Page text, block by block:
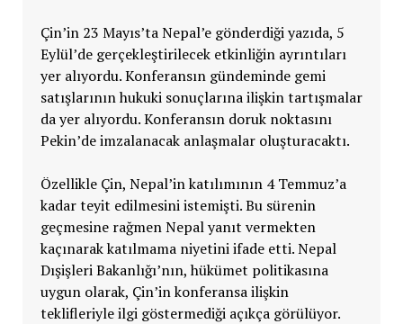
Çin’in 23 Mayıs’ta Nepal’e gönderdiği yazıda, 5
Eylül’de gerçekleştirilecek etkinliğin ayrıntıları
yer alıyordu. Konferansın gündeminde gemi
satışlarının hukuki sonuçlarına ilişkin tartışmalar
da yer alıyordu. Konferansın doruk noktasını
Pekin’de imzalanacak anlaşmalar oluşturacaktı.
Özellikle Çin, Nepal’in katılımının 4 Temmuz’a
kadar teyit edilmesini istemişti. Bu sürenin
geçmesine rağmen Nepal yanıt vermekten
kaçınarak katılmama niyetini ifade etti. Nepal
Dışişleri Bakanlığı’nın, hükümet politikasına
uygun olarak, Çin’in konferansa ilişkin
teklifleriyle ilgi göstermediği açıkça görülüyor.